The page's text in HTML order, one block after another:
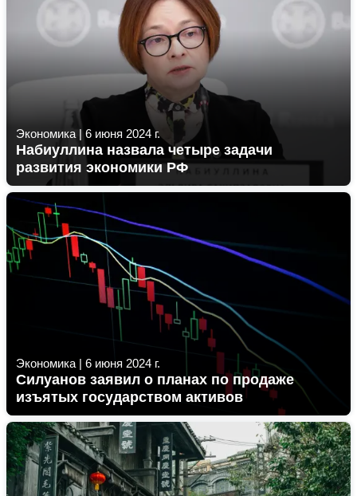
Экономика | 6 июня 2024 г.
Набиуллина назвала четыре задачи
развития экономики РФ
Экономика | 6 июня 2024 г.
Силуанов заявил о планах по продаже
изъятых государством активов